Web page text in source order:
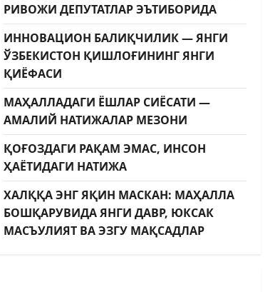
РИВОЖИ ДЕПУТАТЛАР ЭЪТИБОРИДА
ИННОВАЦИОН БАЛИҚЧИЛИК — ЯНГИ
ЎЗБЕКИСТОН ҚИШЛОҒИНИНГ ЯНГИ
ҚИЁФАСИ
МАҲАЛЛАДАГИ ЁШЛАР СИЁСАТИ —
АМАЛИЙ НАТИЖАЛАР МЕЗОНИ
ҚОҒОЗДАГИ РАҚАМ ЭМАС, ИНСОН
ҲАЁТИДАГИ НАТИЖА
ХАЛҚҚА ЭНГ ЯҚИН МАСКАН: МАҲАЛЛА
БОШҚАРУВИДА ЯНГИ ДАВР, ЮКСАК
МАСЪУЛИЯТ ВА ЭЗГУ МАҚСАДЛАР